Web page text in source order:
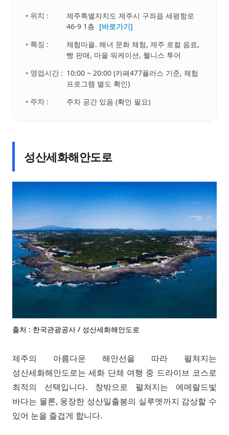
• 위치 :
제주특별자치도 제주시 구좌읍 세평항로
46-9 1층 [바로가기]
• 특징 :
체험마을. 해녀 문화 체험, 제주 로컬 음료,
빵 판매, 마을 워케이션, 웰니스 투어
• 영업시간 : 10:00 ~ 20:00 (카페477플러스 기준, 체험
프로그램 별도 확인)
• 주차 :
주차 공간 있음 (확인 필요)
성산세화해안도로
출처 : 한국관광공사 / 성산세화해안도로
제주의 아름다운 해안선을 따라 펼쳐지는
성산세화해안도로는 세화 단체 여행 중 드라이브 코스로
최적의 선택입니다. 창밖으로 펼쳐지는 에메랄드빛
바다는 물론, 웅장한 성산일출봉의 실루엣까지 감상할 수
있어 눈을 즐겁게 합니다.